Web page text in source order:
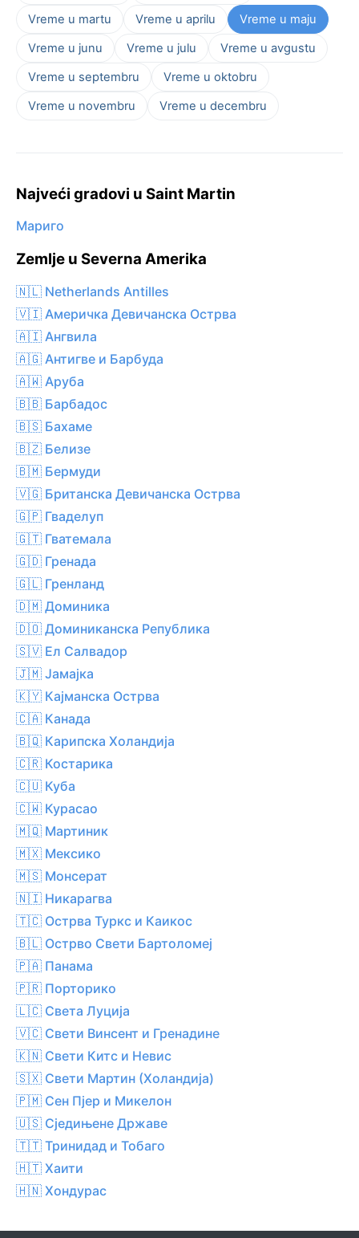
Vreme u martu Vreme u aprilu
Vreme u maju
Vreme u junu
Vreme u julu
Vreme u avgustu
Vreme u septembru
Vreme u oktobru
Vreme u novembru
Vreme u decembru
Najveći gradovi u Saint Martin
Мариго
Zemlje u Severna Amerika
🇳🇱 Netherlands Antilles
🇻🇮 Америчка Девичанска Острва
🇦🇮 Ангвила
🇦🇬 Антигве и Барбуда
🇦🇼 Аруба
🇧🇧 Барбадос
🇧🇸 Бахаме
🇧🇿 Белизе
🇧🇲 Бермуди
🇻🇬 Британска Девичанска Острва
🇬🇵 Гваделуп
🇬🇹 Гватемала
🇬🇩 Гренада
🇬🇱 Гренланд
🇩🇲 Доминика
🇩🇴 Доминиканска Република
🇸🇻 Ел Салвадор
🇯🇲 Јамајка
🇰🇾 Кајманска Острва
🇨🇦 Канада
🇧🇶 Карипска Холандија
🇨🇷 Костарика
🇨🇺 Куба
🇨🇼 Курасао
🇲🇶 Мартиник
🇲🇽 Мексико
🇲🇸 Монсерат
🇳🇮 Никарагва
🇹🇨 Острва Туркс и Каикос
🇧🇱 Острво Свети Бартоломеј
🇵🇦 Панама
🇵🇷 Порторико
🇱🇨 Света Луција
🇻🇨 Свети Винсент и Гренадине
🇰🇳 Свети Китс и Невис
🇸🇽 Свети Мартин (Холандија)
🇵🇲 Сен Пјер и Микелон
🇺🇸 Сједињене Државе
🇹🇹 Тринидад и Тобаго
🇭🇹 Хаити
🇭🇳 Хондурас